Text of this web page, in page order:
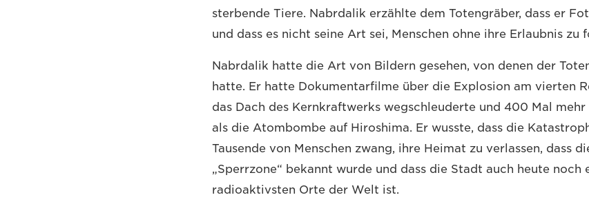
sterbende Tiere. Nabrdalik erzählte dem Totengräber, dass er
und dass es nicht seine Art sei, Menschen ohne ihre Erlaubnis zu
Nabrdalik hatte die Art von Bildern gesehen, von denen der
hatte. Er hatte Dokumentarfilme über die Explosion am vierten
das Dach des Kernkraftwerks wegschleuderte und 400 Mal
als die Atombombe auf Hiroshima. Er wusste, dass die
Tausende von Menschen zwang, ihre Heimat zu verlassen, dass
„Sperrzone“ bekannt wurde und dass die Stadt auch heute noch
radioaktivsten Orte der Welt ist.